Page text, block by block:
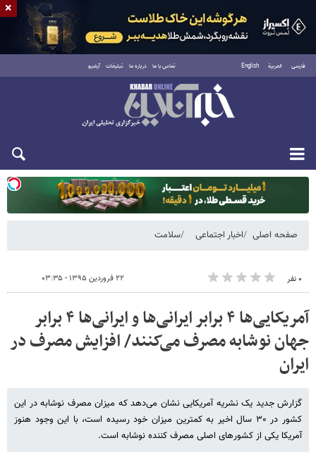
فارسی العربية English تماس با ما درباره ما تبلیغات آرشیو
یکشنبه ۱۸ مرداد ۱۴۰۵
صفحه اصلی اخبار اجتماعی سلامت
۰ نفر ۲۲ فروردین ۱۳۹۵ - ۰۳:۳۵
آمریکایی‌ها ۴ برابر ایرانی‌ها و ایرانی‌ها ۴ برابر
جهان نوشابه مصرف می‌کنند/ افزایش مصرف در
ایران
گزارش جدید یک نشریه آمریکایی نشان می‌دهد که میزان مصرف نوشابه در این
کشور در ۳۰ سال اخیر به کمترین میزان خود رسیده است، با این وجود هنوز
آمریکا یکی از کشورهای اصلی مصرف کننده نوشابه است.
×